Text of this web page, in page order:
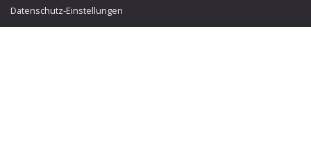
Datenschutz-Einstellungen